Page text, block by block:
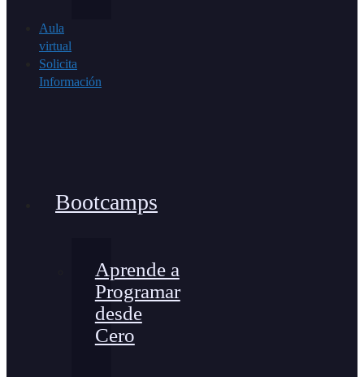
Aula
virtual
Solicita
Información
Bootcamps
Aprende a
Programar
desde
Cero